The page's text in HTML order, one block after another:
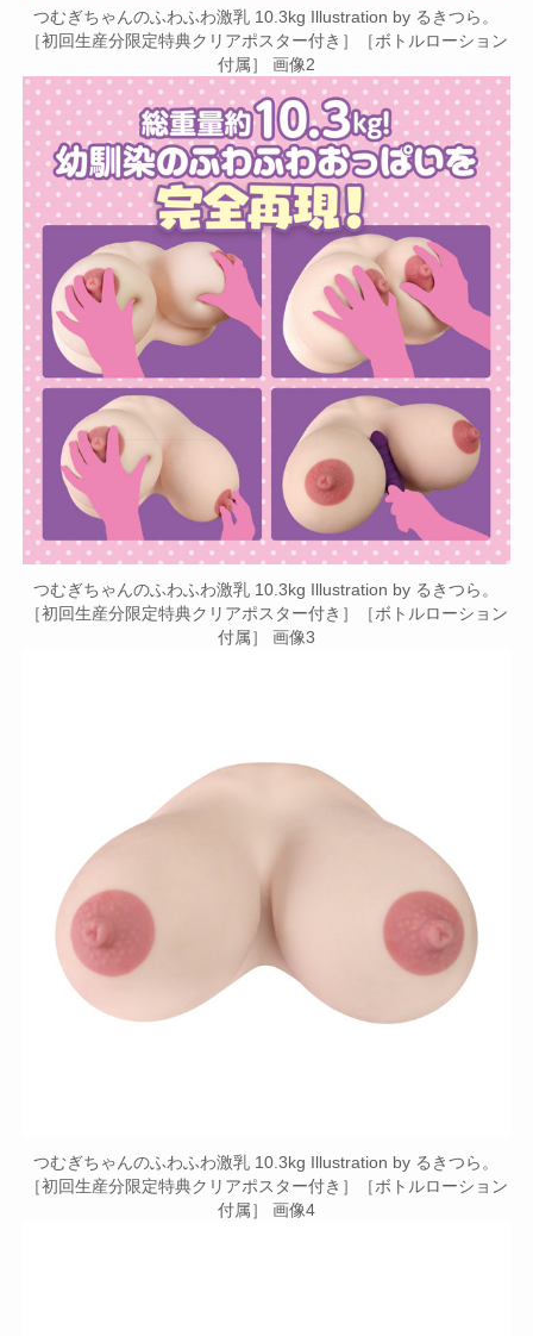
つむぎちゃんのふわふわ激乳 10.3kg Illustration by るきつら。
［初回生産分限定特典クリアポスター付き］［ボトルローション
付属］ 画像2
つむぎちゃんのふわふわ激乳 10.3kg Illustration by るきつら。
［初回生産分限定特典クリアポスター付き］［ボトルローション
付属］ 画像3
つむぎちゃんのふわふわ激乳 10.3kg Illustration by るきつら。
［初回生産分限定特典クリアポスター付き］［ボトルローション
付属］ 画像4